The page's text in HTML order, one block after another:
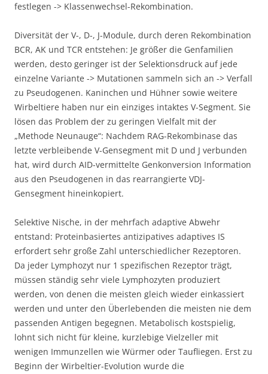
festlegen -> Klassenwechsel-Rekombination.
Diversität der V-, D-, J-Module, durch deren Rekombination
BCR, AK und TCR entstehen: Je größer die Genfamilien
werden, desto geringer ist der Selektionsdruck auf jede
einzelne Variante -> Mutationen sammeln sich an -> Verfall
zu Pseudogenen. Kaninchen und Hühner sowie weitere
Wirbeltiere haben nur ein einziges intaktes V-Segment. Sie
lösen das Problem der zu geringen Vielfalt mit der
„Methode Neunauge“: Nachdem RAG-Rekombinase das
letzte verbleibende V-Gensegment mit D und J verbunden
hat, wird durch AID-vermittelte Genkonversion Information
aus den Pseudogenen in das rearrangierte VDJ-
Gensegment hineinkopiert.
Selektive Nische, in der mehrfach adaptive Abwehr
entstand: Proteinbasiertes antizipatives adaptives IS
erfordert sehr große Zahl unterschiedlicher Rezeptoren.
Da jeder Lymphozyt nur 1 spezifischen Rezeptor trägt,
müssen ständig sehr viele Lymphozyten produziert
werden, von denen die meisten gleich wieder einkassiert
werden und unter den Überlebenden die meisten nie dem
passenden Antigen begegnen. Metabolisch kostspielig,
lohnt sich nicht für kleine, kurzlebige Vielzeller mit
wenigen Immunzellen wie Würmer oder Taufliegen. Erst zu
Beginn der Wirbeltier-Evolution wurde die